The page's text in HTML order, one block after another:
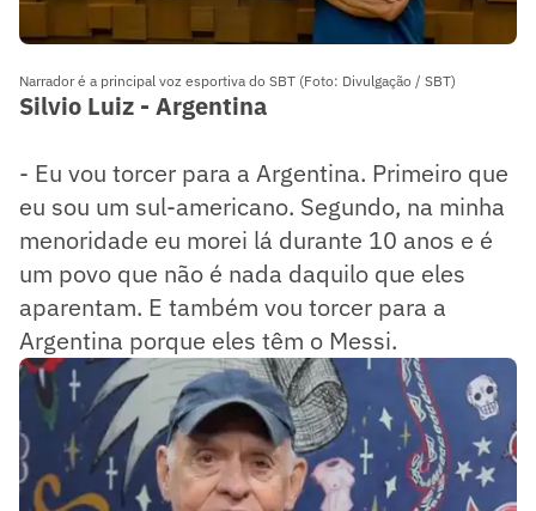
Narrador é a principal voz esportiva do SBT (Foto: Divulgação / SBT)
Silvio Luiz - Argentina
- Eu vou torcer para a Argentina. Primeiro que
eu sou um sul-americano. Segundo, na minha
menoridade eu morei lá durante 10 anos e é
um povo que não é nada daquilo que eles
aparentam. E também vou torcer para a
Argentina porque eles têm o Messi.